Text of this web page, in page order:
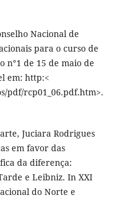
Nacional de
para o curso de
n°1 de 15 de maio de
em: http:<
pdf/rcp01_06.pdf.htm>.
Juciara Rodrigues
em favor das
da diferença:
e Leibniz. In XXI
do Norte e